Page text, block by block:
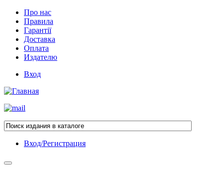
Про нас
Правила
Гарантії
Доставка
Оплата
Издателю
Вход
Вход/Регистрация